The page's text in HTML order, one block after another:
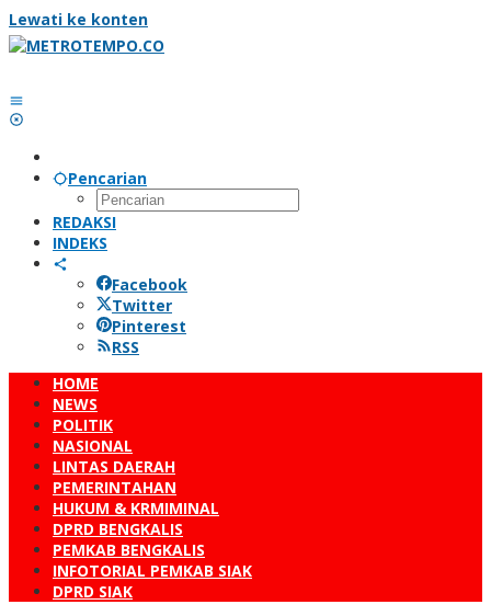
Lewati ke konten
Pencarian
REDAKSI
INDEKS
Facebook
Twitter
Pinterest
RSS
HOME
NEWS
POLITIK
NASIONAL
LINTAS DAERAH
PEMERINTAHAN
HUKUM & KRMIMINAL
DPRD BENGKALIS
PEMKAB BENGKALIS
INFOTORIAL PEMKAB SIAK
DPRD SIAK